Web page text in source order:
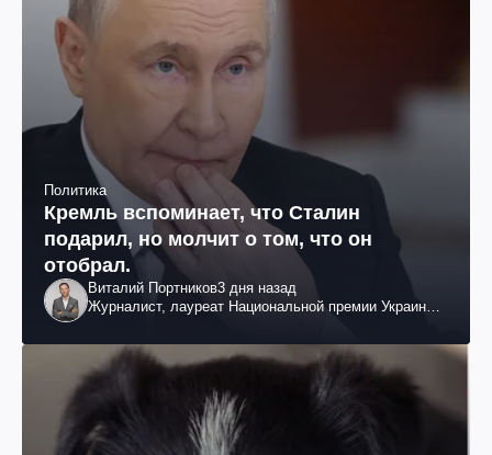
Политика
Кремль вспоминает, что Сталин
подарил, но молчит о том, что он
отобрал.
Виталий Портников3 дня назад
Журналист, лауреат Национальной премии Украины